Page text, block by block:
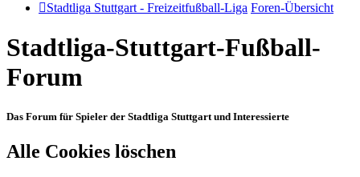
Stadtliga Stuttgart - Freizeitfußball-Liga Foren-Übersicht
Stadtliga-Stuttgart-Fußball-
Forum
Das Forum für Spieler der Stadtliga Stuttgart und Interessierte
Alle Cookies löschen